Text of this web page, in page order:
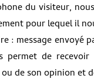
du visiteur,
pour lequel il
: message
de
de son opinion et